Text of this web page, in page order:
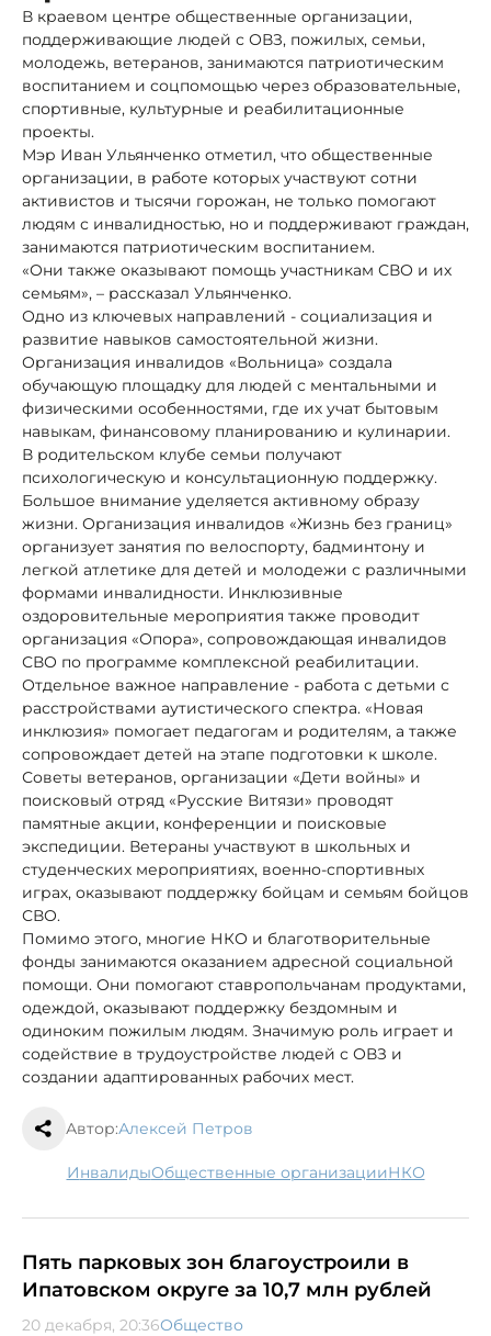
В краевом центре общественные организации,
поддерживающие людей с ОВЗ, пожилых, семьи,
молодежь, ветеранов, занимаются патриотическим
воспитанием и соцпомощью через образовательные,
спортивные, культурные и реабилитационные
проекты.
Мэр Иван Ульянченко отметил, что общественные
организации, в работе которых участвуют сотни
активистов и тысячи горожан, не только помогают
людям с инвалидностью, но и поддерживают граждан,
занимаются патриотическим воспитанием.
«Они также оказывают помощь участникам СВО и их
семьям», – рассказал Ульянченко.
Одно из ключевых направлений - социализация и
развитие навыков самостоятельной жизни.
Организация инвалидов «Вольница» создала
обучающую площадку для людей с ментальными и
физическими особенностями, где их учат бытовым
навыкам, финансовому планированию и кулинарии.
В родительском клубе семьи получают
психологическую и консультационную поддержку.
Большое внимание уделяется активному образу
жизни. Организация инвалидов «Жизнь без границ»
организует занятия по велоспорту, бадминтону и
легкой атлетике для детей и молодежи с различными
формами инвалидности. Инклюзивные
оздоровительные мероприятия также проводит
организация «Опора», сопровождающая инвалидов
СВО по программе комплексной реабилитации.
Отдельное важное направление - работа с детьми с
расстройствами аутистического спектра. «Новая
инклюзия» помогает педагогам и родителям, а также
сопровождает детей на этапе подготовки к школе.
Советы ветеранов, организации «Дети войны» и
поисковый отряд «Русские Витязи» проводят
памятные акции, конференции и поисковые
экспедиции. Ветераны участвуют в школьных и
студенческих мероприятиях, военно-спортивных
играх, оказывают поддержку бойцам и семьям бойцов
СВО.
Помимо этого, многие НКО и благотворительные
фонды занимаются оказанием адресной социальной
помощи. Они помогают ставропольчанам продуктами,
одеждой, оказывают поддержку бездомным и
одиноким пожилым людям. Значимую роль играет и
содействие в трудоустройстве людей с ОВЗ и
создании адаптированных рабочих мест.
Автор:Алексей Петров
инвалиды общественные организации НКО
Пять парковых зон благоустроили в
Ипатовском округе за 10,7 млн рублей
20 декабря, 20:36Общество